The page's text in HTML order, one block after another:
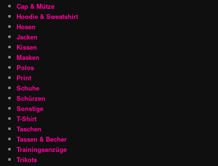
Cap & Mütze
Hoodie & Sweatshirt
Hosen
Jacken
Kissen
Masken
Polos
Print
Schuhe
Schürzen
Sonstige
T-Shirt
Taschen
Tassen & Becher
Trainingsanzüge
Trikots